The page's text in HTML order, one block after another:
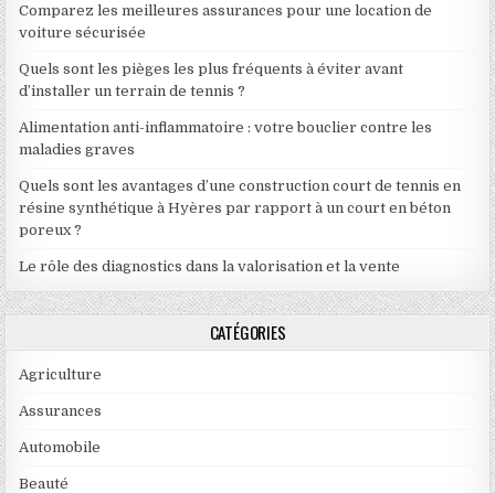
Comparez les meilleures assurances pour une location de
voiture sécurisée
Quels sont les pièges les plus fréquents à éviter avant
d’installer un terrain de tennis ?
Alimentation anti-inflammatoire : votre bouclier contre les
maladies graves
Quels sont les avantages d’une construction court de tennis en
résine synthétique à Hyères par rapport à un court en béton
poreux ?
Le rôle des diagnostics dans la valorisation et la vente
CATÉGORIES
Agriculture
Assurances
Automobile
Beauté